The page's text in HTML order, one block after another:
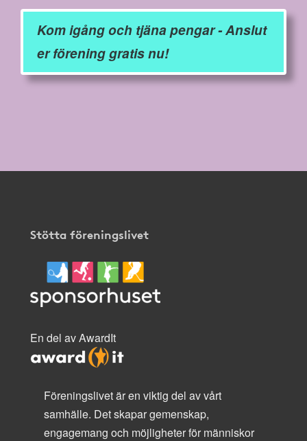
Kom igång och tjäna pengar - Anslut
er förening gratis nu!
Stötta föreningslivet
En del av AwardIt
Föreningslivet är en viktig del av vårt
samhälle. Det skapar gemenskap,
engagemang och möjligheter för människor